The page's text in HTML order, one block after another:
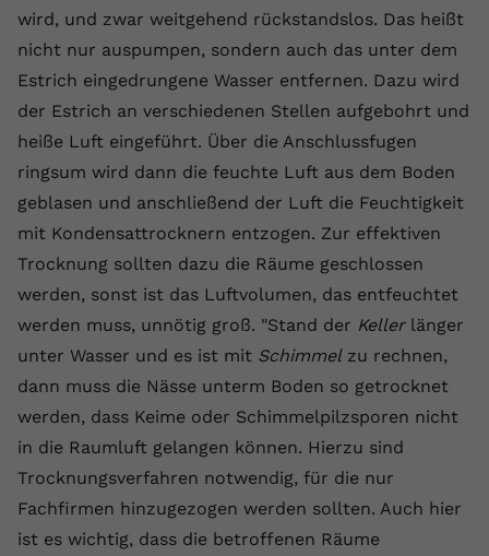
wird, und zwar weitgehend rückstandslos. Das heißt
nicht nur auspumpen, sondern auch das unter dem
Estrich eingedrungene Wasser entfernen. Dazu wird
der Estrich an verschiedenen Stellen aufgebohrt und
heiße Luft eingeführt. Über die Anschlussfugen
ringsum wird dann die feuchte Luft aus dem Boden
geblasen und anschließend der Luft die Feuchtigkeit
mit Kondensattrocknern entzogen. Zur effektiven
Trocknung sollten dazu die Räume geschlossen
werden, sonst ist das Luftvolumen, das entfeuchtet
werden muss, unnötig groß. "Stand der Kellerlänger
unter Wasser und es ist mit Schimmelzu rechnen,
dann muss die Nässe unterm Boden so getrocknet
werden, dass Keime oder Schimmelpilzsporen nicht
in die Raumluft gelangen können. Hierzu sind
Trocknungsverfahren notwendig, für die nur
Fachfirmen hinzugezogen werden sollten. Auch hier
ist es wichtig, dass die betroffenen Räume
Zweck
YouTube setzt dieses Cookie über
eingebettete YouTube-Videos und
registriert anonyme statistische Daten.
Name yt-remote-device-id
Laufzeit Session
Zweck
Videopräferenzen des Benutzers zu
speichern, der eingebettete YouTube-
Videos verwendet.
Name yt.innertube::requests
Anbieter youtube.com
Laufzeit Session